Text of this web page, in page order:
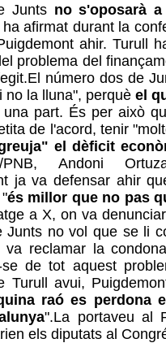
Junts no s'oposarà
afirmat durant la
ahir. Turull
problema del
número dos de
no la lluna", perquèel
part. És per això
de l'acord, tenir
el dèficit
Andoni
ja va defensar ahir
és millor que no pas
a X, on va
Junts no vol que se li
reclamar la
se de tot aquest
Turull avui,
raó es perdona
".La portaveu al
els diputats al